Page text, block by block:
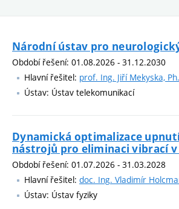
Národní ústav pro
Období řešení: 01.08.2026 - 31.12.2030
Hlavní řešitel: prof. Ing. Jiří Mekyska,
Ústav: Ústav telekomunikací
Dynamická optimalizace
nástrojů pro eliminaci vibrací
Období řešení: 01.07.2026 - 31.03.2028
Hlavní řešitel: doc. Ing. Vladimír
Ústav: Ústav fyziky